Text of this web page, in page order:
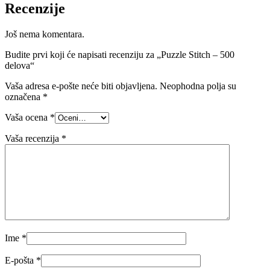
Recenzije
Još nema komentara.
Budite prvi koji će napisati recenziju za „Puzzle Stitch – 500
delova“
Vaša adresa e-pošte neće biti objavljena. Neophodna polja su
označena *
Vaša ocena *
Vaša recenzija *
Ime *
E-pošta *